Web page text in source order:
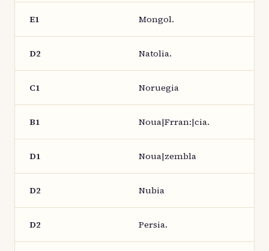
E1 Mongol.
D2 Natolia.
C1 Noruegia
B1 Noua|Frran:|cia.
D1 Noua|zembla
D2 Nubia
D2 Persia.